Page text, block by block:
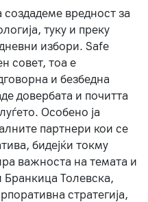
вредност за
туку и преку
избори. Safe
совет, тоа е
и безбедна
довербата и почитта
Особено ја
партнери кои се
бидејќи токму
важноста на темата и
Бранкица Толевска,
стратегија,